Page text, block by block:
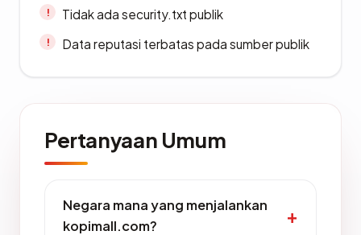
Tidak ada security.txt publik
Data reputasi terbatas pada sumber publik
Pertanyaan Umum
Negara mana yang menjalankan
kopimall.com?